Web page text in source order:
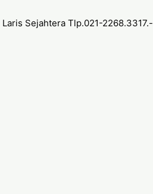
Sejahtera Tlp.021-2268.3317.-